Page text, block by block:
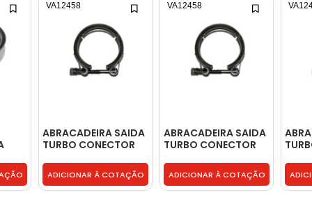
ABRACADEIRA SAIDA
TURBO CONECTOR
ADICIONAR À COTAÇÃO
VA12458
ABRACADEIRA SAIDA
TURBO CONECTOR
ADICIONAR À COTAÇÃO
VA12458